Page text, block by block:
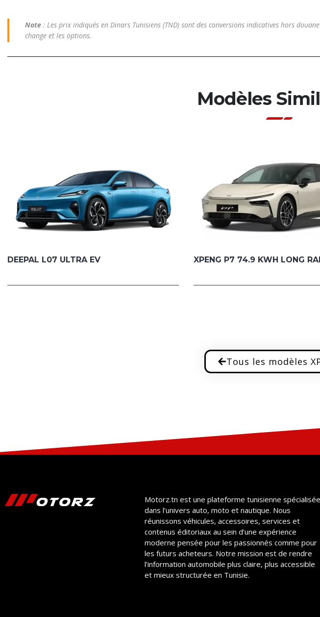
Note : Les prix indiqués en Dinars Tunisiens (TND) sont des conversions indicatives hors
change et les options.
Modèles
DEEPAL L07 ULTRA EV XPENG P7 74.9 KWH LONG
Tous les modèles
Motorz.tn est une plateforme tunisienne spécialisée
dans l’univers auto, moto et nautique. Nous
réunissons véhicules, accessoires, services et
contenus éditoriaux au sein d’une expérience
moderne pensée pour les passionnés comme pour
les futurs acheteurs. Notre mission est de rendre
l’information automobile plus claire, plus accessible
et mieux structurée en Tunisie.